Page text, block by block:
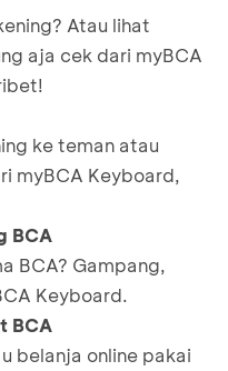
Atau lihat
aja cek dari myBCA
ke teman atau
myBCA Keyboard,
BCA
BCA? Gampang,
Keyboard.
BCA
belanja online pakai